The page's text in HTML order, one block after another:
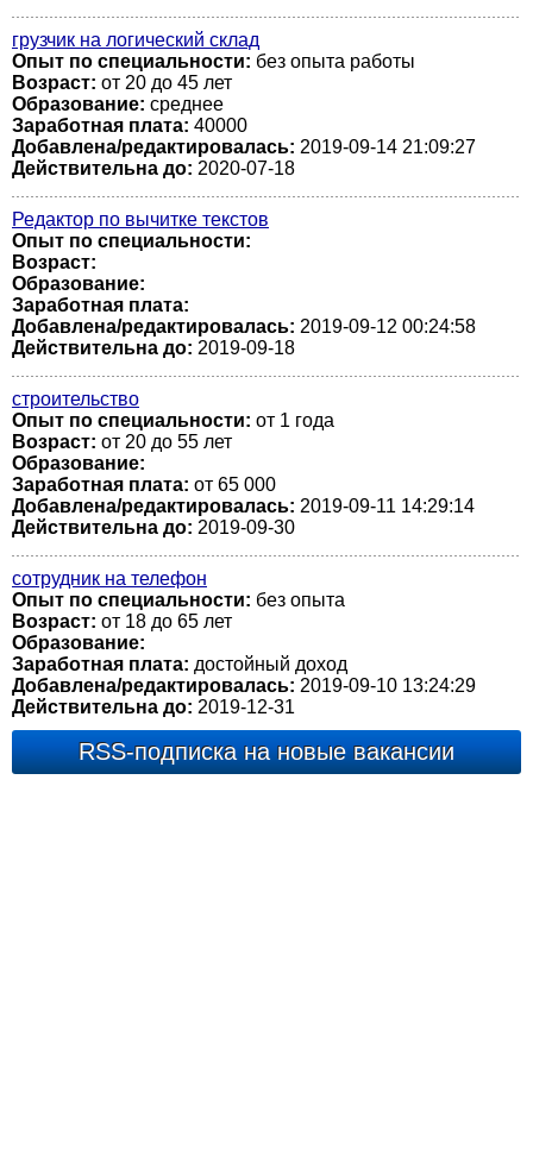
грузчик на логический склад
Опыт по специальности: без опыта работы
Возраст: от 20 до 45 лет
Образование: среднее
Заработная плата: 40000
Добавлена/редактировалась: 2019-09-14 21:09:27
Действительна до: 2020-07-18
Редактор по вычитке текстов
Опыт по специальности:
Возраст:
Образование:
Заработная плата:
Добавлена/редактировалась: 2019-09-12 00:24:58
Действительна до: 2019-09-18
строительство
Опыт по специальности: от 1 года
Возраст: от 20 до 55 лет
Образование:
Заработная плата: от 65 000
Добавлена/редактировалась: 2019-09-11 14:29:14
Действительна до: 2019-09-30
сотрудник на телефон
Опыт по специальности: без опыта
Возраст: от 18 до 65 лет
Образование:
Заработная плата: достойный доход
Добавлена/редактировалась: 2019-09-10 13:24:29
Действительна до: 2019-12-31
RSS-подписка на новые вакансии